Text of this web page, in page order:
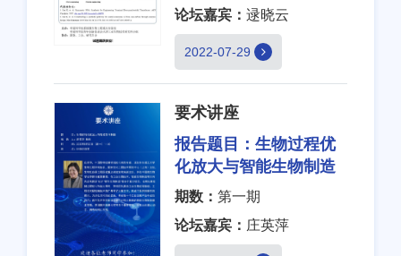
论坛嘉宾： 逯晓云
2022-07-29
要术讲座
报告题目： 生物过程优
化放大与智能生物制造
期数： 第一期
论坛嘉宾： 庄英萍